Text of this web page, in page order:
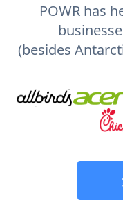
POWR has
(besides